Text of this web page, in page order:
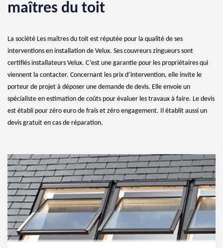
maîtres du toit
La société Les maîtres du toit est réputée pour la qualité de ses
interventions en installation de Velux. Ses couvreurs zingueurs sont
certifiés installateurs Velux. C’est une garantie pour les propriétaires qui
viennent la contacter. Concernant les prix d’intervention, elle invite le
porteur de projet à déposer une demande de devis. Elle envoie un
spécialiste en estimation de coûts pour évaluer les travaux à faire. Le devis
est établi pour zéro euro de frais et zéro engagement. Il établit aussi un
devis gratuit en cas de réparation.